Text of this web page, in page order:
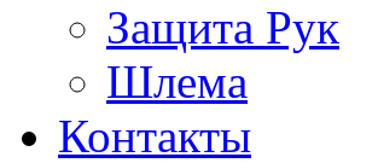
Защита Рук
Шлема
Контакты